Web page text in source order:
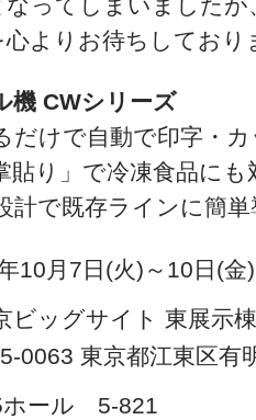
ってしまいました
よりお待ちしており
機 CWシリーズ
だけで自動で印字・
貼り」で冷凍食品にも
計で既存ラインに簡単
年10月7日(火)～10日(
ビッグサイト 東展示
東京都江東区有明
ホール 5-821